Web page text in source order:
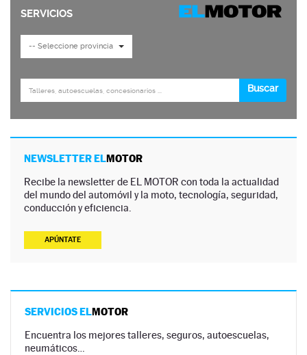
NEWSLETTER ELMOTOR
Recibe la newsletter de EL MOTOR con toda la actualidad
del mundo del automóvil y la moto, tecnología, seguridad,
conducción y eficiencia.
APÚNTATE
SERVICIOS ELMOTOR
Encuentra los mejores talleres, seguros, autoescuelas,
neumáticos…